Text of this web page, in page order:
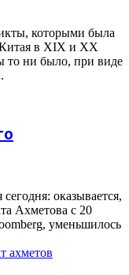
которыми была
Китая в XIX и ХХ
то ни было, при виде
оказывается,
Ахметова с 20
уменьшилось
ахметов